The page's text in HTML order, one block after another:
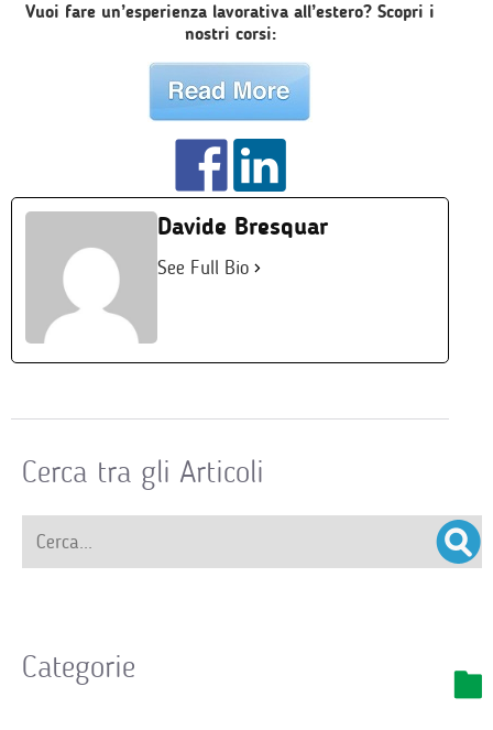
Vuoi fare un’esperienza lavorativa all’estero? Scopri i
nostri corsi:
Davide Bresquar
See Full Bio
Cerca tra gli Articoli
Categorie